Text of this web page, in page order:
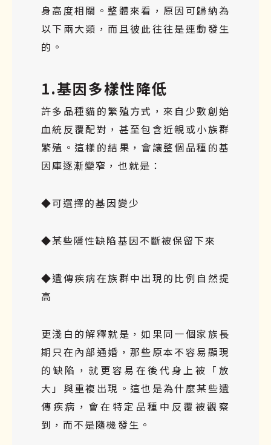
身高度相關。整體來看，原因可歸納為
以下兩大類，而且彼此往往是連動發生
的。
1.基因多樣性降低
許多品種貓的繁殖方式，來自少數創始
血統反覆配對，甚至包含近親或小族群
繁殖。這樣的結果，會讓整個品種的基
因庫逐漸變窄，也就是：
◆可選擇的基因變少
◆某些隱性缺陷基因不斷被保留下來
◆遺傳疾病在族群中出現的比例自然提
高
更淺白的解釋就是，如果同一個家族長
期只在內部通婚，那些原本不容易顯現
的缺陷，就更容易在後代身上被「放
大」與重複出現。這也是為什麼某些遺
傳疾病，會在特定品種中反覆被觀察
到，而不是隨機發生。